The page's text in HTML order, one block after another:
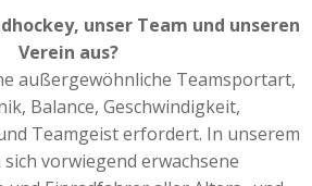
unser Team und unseren
Verein aus?
außergewöhnliche Teamsportart,
Balance, Geschwindigkeit,
Teamgeist erfordert. In unserem
vorwiegend erwachsene